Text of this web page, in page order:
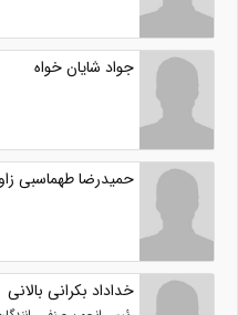
جواد شایان خواه
حمیدرضا طهماسبی
خداداد بکرانی بالانی